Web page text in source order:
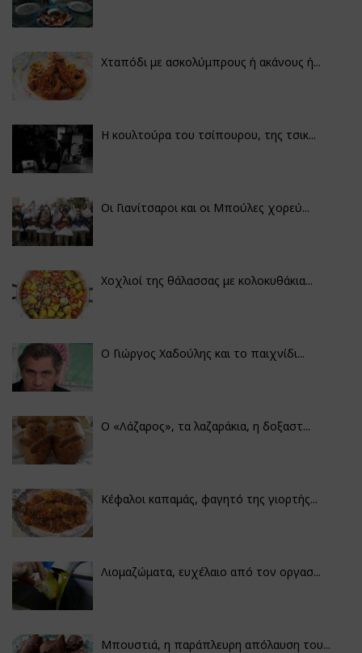
Χταπόδι με ασκολύμπρους ή ακάνους ή...
Η κουλτούρα του τσίπουρου, της τσικ...
Οι Γιανίτσαροι και οι Μπούλες χορεύ...
Χοχλιοί της θάλασσας με κολοκυθάκια...
Ο Γιώργος Χαδούλης και το παιχνίδι...
Ο «Λάζαρος», τα λαζαράκια, η δοξαστ...
Κέφαλοι καπαμάς, φαγητό της γιορτής...
Λιομαζώματα, ευχέλαιο από τον οργασ...
Μπουστιά, η παράπλευρη απόλαυση του...